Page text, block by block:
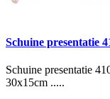
Schuine presentatie
Schuine presentatie
30x15cm .....